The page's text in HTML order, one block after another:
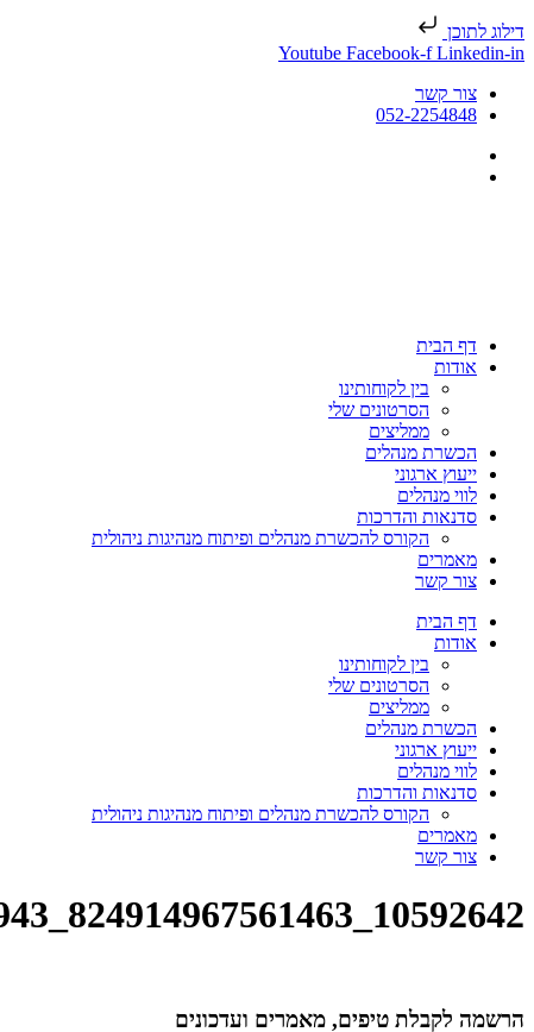
דילוג לתוכן
Youtube Facebook-f Linkedin-in
צור קשר
052-2254848
דף הבית
אודות
בין לקוחותינו
הסרטונים שלי
ממליצים
הכשרת מנהלים
ייעוץ ארגוני
לווי מנהלים
סדנאות והדרכות
הקורס להכשרת מנהלים ופיתוח מנהיגות ניהולית
מאמרים
צור קשר
דף הבית
אודות
בין לקוחותינו
הסרטונים שלי
ממליצים
הכשרת מנהלים
ייעוץ ארגוני
לווי מנהלים
סדנאות והדרכות
הקורס להכשרת מנהלים ופיתוח מנהיגות ניהולית
מאמרים
צור קשר
10592642_824914967561463_2135823961409056943_n
הרשמה לקבלת טיפים, מאמרים ועדכונים